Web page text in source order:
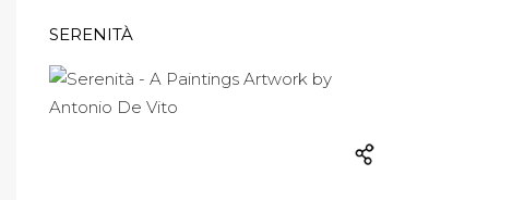
SERENITÀ